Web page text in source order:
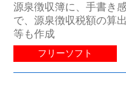
源泉徴収簿に、手書き
で、源泉徴収税額の算
等も作成
フリーソフト